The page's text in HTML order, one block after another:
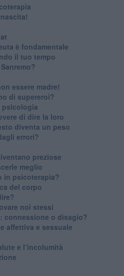
è fondamentale
il tuo tempo
essere madre!
di supereroi?
psicologia
di dire la loro
diventa un peso
errori?
preziose
meglio
in psicoterapia?
del corpo
noi stessi
connessione o disagio?
affettiva e sessuale
e l’incolumità